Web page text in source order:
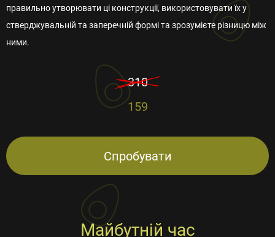
правильно утворювати ці конструкції, використовувати їх у
стверджувальній та заперечній формі та зрозумієте різницю між
ними.
310
159
Спробувати
Майбутній час
Положення про обробку і захист персональних даних
Положення про обробку і захист персональних даних